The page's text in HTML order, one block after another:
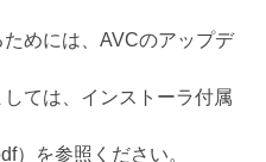
めには、 AVCのアップデ
ては、 インストーラ付属
）
を参照ください。